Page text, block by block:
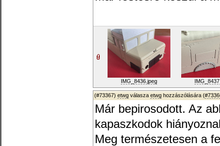
IMG_8436.jpeg
(#73367) etwg válasza etwg hozzászólására (
Már bepirosodott. Az
kapaszkodok
Meg természetesen a